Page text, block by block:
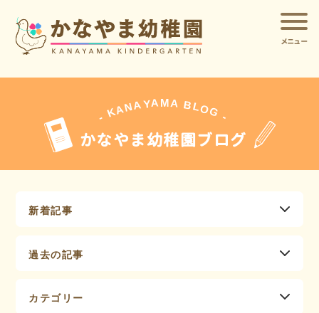
メニュー
- KANAYA MA BLOG -
かなやま幼稚園ブログ
新着記事
過去の記事
カテゴリー